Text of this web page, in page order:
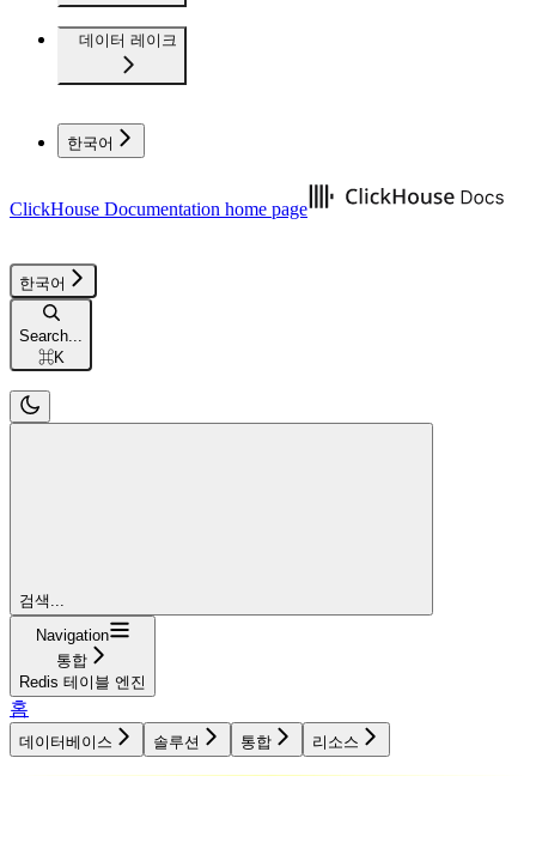
데이터 레이크
한국어
ClickHouse Documentation home page
한국어
Search...
⌘K
검색...
Navigation
통합
Redis 테이블 엔진
홈
데이터베이스 솔루션 통합 리소스